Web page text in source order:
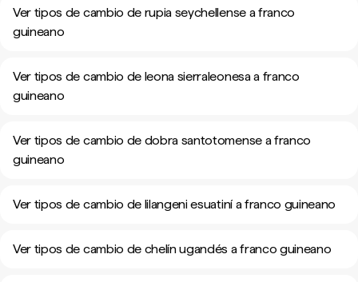
Ver tipos de cambio de rupia seychellense a franco
guineano
Ver tipos de cambio de leona sierraleonesa a franco
guineano
Ver tipos de cambio de dobra santotomense a franco
guineano
Ver tipos de cambio de lilangeni esuatiní a franco guineano
Ver tipos de cambio de chelín ugandés a franco guineano